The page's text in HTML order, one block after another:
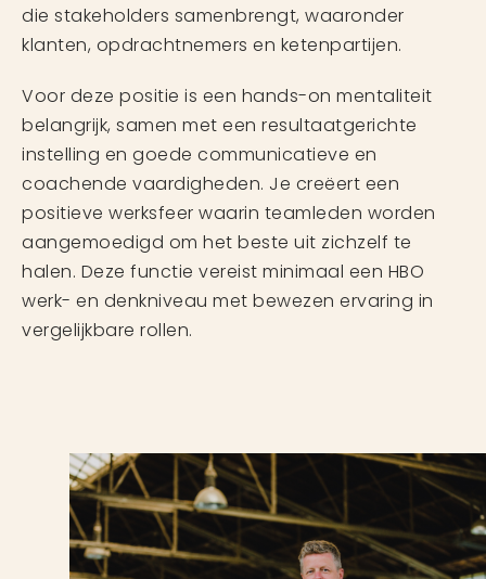
die stakeholders samenbrengt, waaronder
klanten, opdrachtnemers en ketenpartijen.
Voor deze positie is een hands-on mentaliteit
belangrijk, samen met een resultaatgerichte
instelling en goede communicatieve en
coachende vaardigheden. Je creëert een
positieve werksfeer waarin teamleden worden
aangemoedigd om het beste uit zichzelf te
halen. Deze functie vereist minimaal een HBO
werk- en denkniveau met bewezen ervaring in
vergelijkbare rollen.